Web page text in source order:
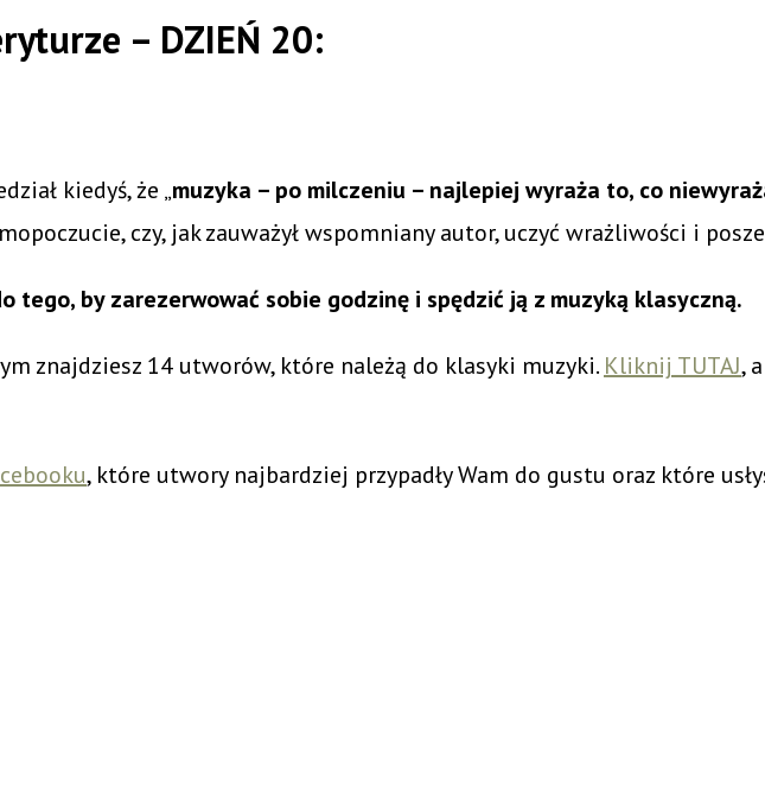
– DZIEŃ 20:
kiedyś, że „muzyka – po milczeniu – najlepiej wyraża to, co
czy, jak zauważył wspomniany autor, uczyć wrażliwości i
tego, by zarezerwować sobie godzinę i spędzić ją z muzyką klasyczną.
znajdziesz 14 utworów, które należą do klasyki muzyki. Kliknij TUTAJ,
, które utwory najbardziej przypadły Wam do gustu oraz które